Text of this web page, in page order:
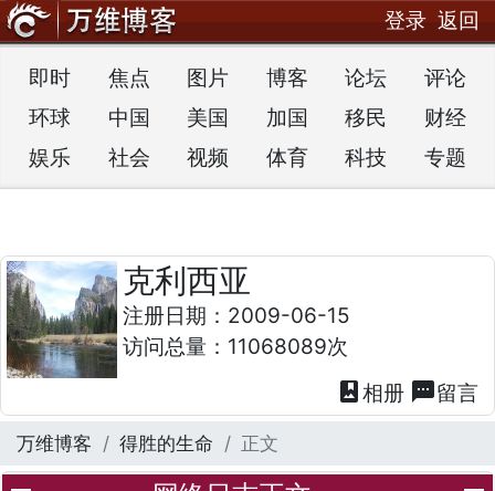
登录 返回
即时 焦点 图片 博客 论坛
评论
环球
中国 美国 加国 移民
财经
娱乐
社会 视频 体育 科技 专题
克利西亚
注册日期：2009-06-15
访问总量：11068089次
photo_album 相册 textsms留言
万维博客 得胜的生命 正文